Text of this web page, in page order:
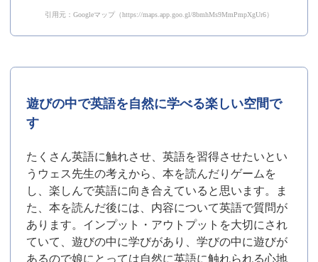
引用元：Googleマップ（https://maps.app.goo.gl/8bmhMs9MmPmpXgUr6）
遊びの中で英語を自然に学べる楽しい空間で
す
たくさん英語に触れさせ、英語を習得させたいとい
うウェス先生の考えから、本を読んだりゲームを
し、楽しんで英語に向き合えていると思います。ま
た、本を読んだ後には、内容について英語で質問が
あります。インプット・アウトプットを大切にされ
ていて、遊びの中に学びがあり、学びの中に遊びが
あるので娘にとっては自然に英語に触れられる心地